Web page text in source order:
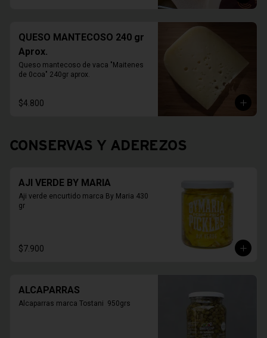
QUESO MANTECOSO 240 gr
Aprox.
Queso mantecoso de vaca "Maitenes
de 0coa" 240gr aprox.
$4.800
CONSERVAS Y ADEREZOS
AJI VERDE BY MARIA
Aji verde encurtido marca By Maria 430
gr
$7.900
ALCAPARRAS
Alcaparras marca Tostani  950grs